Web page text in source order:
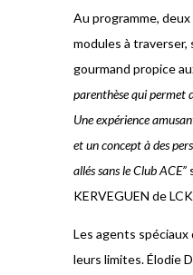
Au programme,
modules à traverser,
gourmand propice
parenthèse qui permet
Une expérience
et un concept à des
allés sans le Club ACE”
KERVEGUEN de LCK
Les agents
leurs limites. Élodie